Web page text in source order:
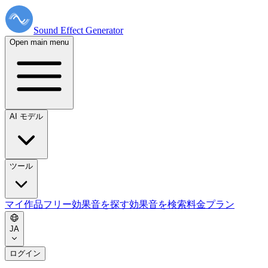
Sound Effect Generator
Open main menu
AI モデル
ツール
マイ作品フリー効果音を探す効果音を検索料金プラン
JA
ログイン